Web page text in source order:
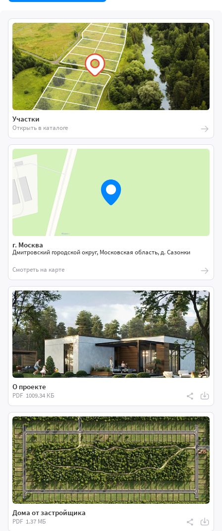
Участки
Открыть в каталоге
г. Москва
Дмитровский городской округ, Московская область, д. Сазонки
Смотреть на карте
О проекте
PDF 1009.34 КБ
Дома от застройщика
PDF 1.37 МБ